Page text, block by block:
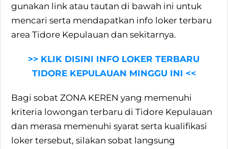
gunakan link atau tautan di bawah ini untuk
mencari serta mendapatkan info loker terbaru
area Tidore Kepulauan dan sekitarnya.
>> KLIK DISINI INFO LOKER TERBARU
TIDORE KEPULAUAN MINGGU INI <<
Bagi sobat ZONA KEREN yang memenuhi
kriteria lowongan terbaru di Tidore Kepulauan
dan merasa memenuhi syarat serta kualifikasi
loker tersebut, silakan sobat langsung